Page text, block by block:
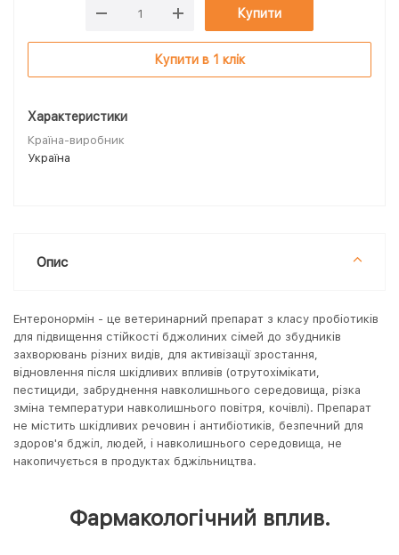
Характеристики
Країна-виробник
Україна
Купити
Купити в 1 клік
Опис
Ентеронормін - це ветеринарний препарат з класу пробіотиків
для підвищення стійкості бджолиних сімей до збудників
захворювань різних видів, для активізації зростання,
відновлення після шкідливих впливів (отрутохімікати,
пестициди, забруднення навколишнього середовища, різка
зміна температури навколишнього повітря, кочівлі). Препарат
не містить шкідливих речовин і антибіотиків, безпечний для
здоров'я бджіл, людей, і навколишнього середовища, не
накопичується в продуктах бджільництва.
Фармакологічний вплив.